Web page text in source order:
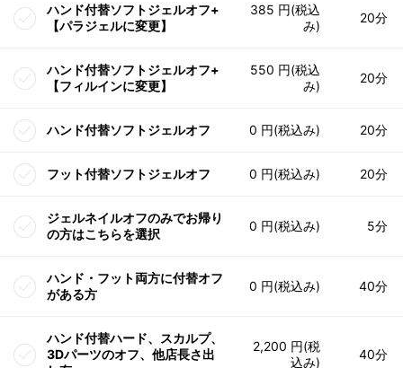
ハンド付替ソフトジェルオフ+
【パラジェルに変更】
385 円(税込
み)
20分
ハンド付替ソフトジェルオフ+
【フィルインに変更】
550 円(税込
み)
20分
ハンド付替ソフトジェルオフ 0 円(税込み) 20分
フット付替ソフトジェルオフ 0 円(税込み) 20分
ジェルネイルオフのみでお帰り
の方はこちらを選択
0 円(税込み) 5分
ハンド・フット両方に付替オフ
がある方
0 円(税込み) 40分
ハンド付替ハード、スカルプ、
3Dパーツのオフ、他店長さ出
2,200 円(税
込み)
40分